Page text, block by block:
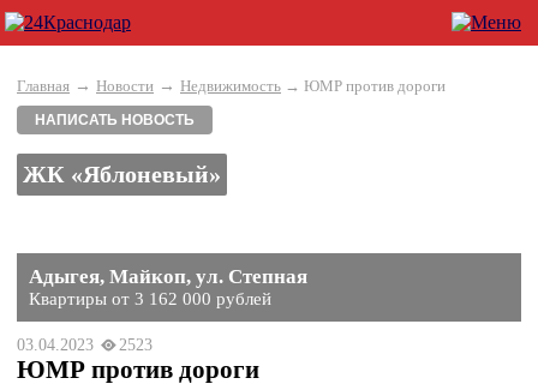
Главная → Новости → Недвижимость → ЮМР против дороги
НАПИСАТЬ НОВОСТЬ
ЖК «Яблоневый»
Адыгея, Майкоп, ул. Степная
Квартиры от 3 162 000 рублей
03.04.2023 2523
ЮМР против дороги